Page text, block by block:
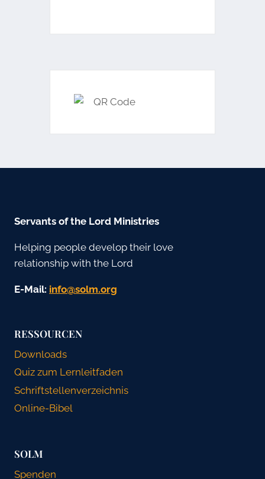
Servants of the Lord Ministries
Helping people develop their love
relationship with the Lord
E-Mail: gro.mlos@ofni
RESSOURCEN
Downloads
Quiz zum Lernleitfaden
Schriftstellenverzeichnis
Online-Bibel
SOLM
Spenden